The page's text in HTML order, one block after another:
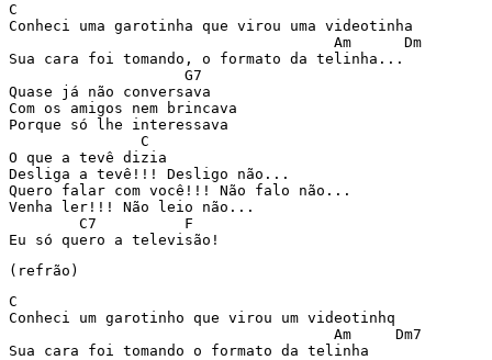
C
Conheci uma garotinha que virou uma videotinha
                                     Am      Dm
Sua cara foi tomando, o formato da telinha...
                    G7
Quase já não conversava
Com os amigos nem brincava
Porque só lhe interessava
               C
O que a tevê dizia
Desliga a tevê!!! Desligo não...
Quero falar com você!!! Não falo não...
Venha ler!!! Não leio não...
        C7          F
Eu só quero a televisão!
(refrão)
C
Conheci um garotinho que virou um videotinhq
                                     Am     Dm7
Sua cara foi tomando o formato da telinha